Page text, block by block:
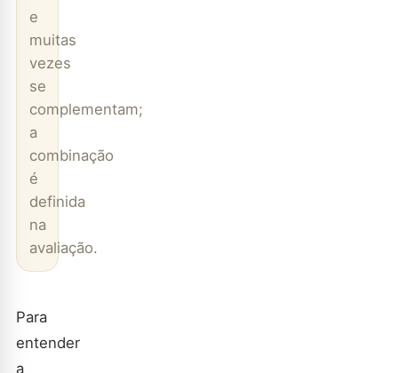
e
muitas
vezes
se
complementam;
a
combinação
é
definida
na
avaliação.
Para
entender
a